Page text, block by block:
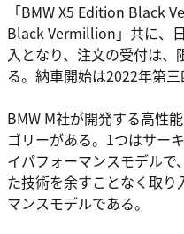
「BMW X5 Edition Black
Black Vermillion」共に、
入となり、注文の受付は
る。納車開始は2022年第
BMW M社が開発する高性
ゴリーがある。1つはサー
イパフォーマンスモデル
た技術を余すことなく取
マンスモデルである。